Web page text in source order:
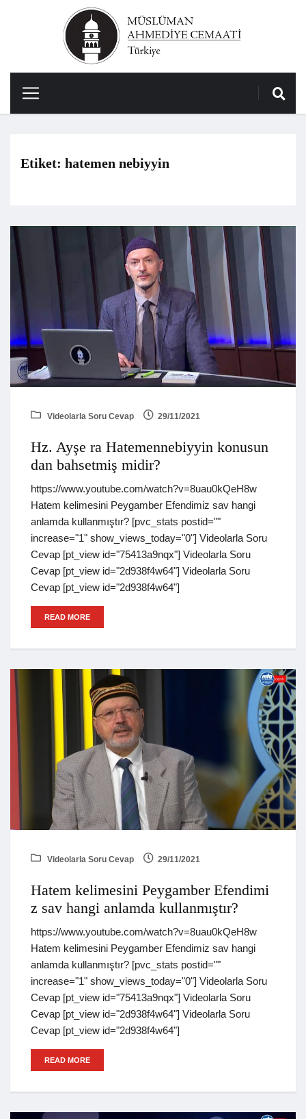
Etiket: hatemen nebiyyin
Videolarla Soru Cevap 29/11/2021
Hz. Ayşe ra Hatemennebiyyin konusun
dan bahsetmiş midir?
https://www.youtube.com/watch?v=8uau0kQeH8w
Hatem kelimesini Peygamber Efendimiz sav hangi
anlamda kullanmıştır? [pvc_stats postid=""
increase="1" show_views_today="0"] Videolarla Soru
Cevap [pt_view id="75413a9nqx"] Videolarla Soru
Cevap [pt_view id="2d938f4w64"] Videolarla Soru
Cevap [pt_view id="2d938f4w64"]
READ MORE
Videolarla Soru Cevap 29/11/2021
Hatem kelimesini Peygamber Efendimi
z sav hangi anlamda kullanmıştır?
https://www.youtube.com/watch?v=8uau0kQeH8w
Hatem kelimesini Peygamber Efendimiz sav hangi
anlamda kullanmıştır? [pvc_stats postid=""
increase="1" show_views_today="0"] Videolarla Soru
Cevap [pt_view id="75413a9nqx"] Videolarla Soru
Cevap [pt_view id="2d938f4w64"] Videolarla Soru
Cevap [pt_view id="2d938f4w64"]
READ MORE